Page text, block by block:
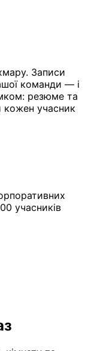
Записи
команди — і
резюме та
кожен учасник
учасників